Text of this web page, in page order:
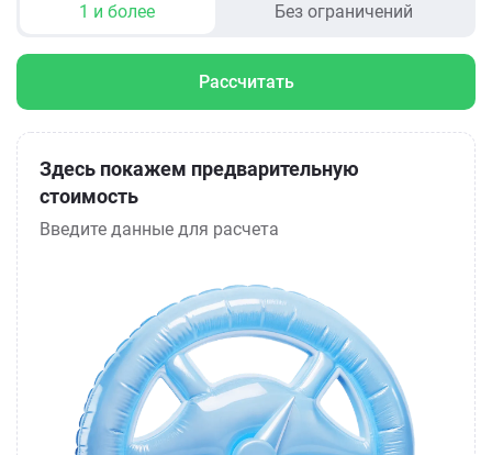
1 и более Без ограничений
Рассчитать
Здесь покажем предварительную
стоимость
Введите данные для расчета